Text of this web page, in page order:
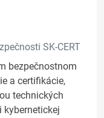
SK-CERT
bezpečnostnom
a certifikácie,
technických
kybernetickej